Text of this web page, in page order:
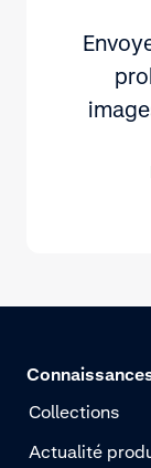
Collections
Actualité